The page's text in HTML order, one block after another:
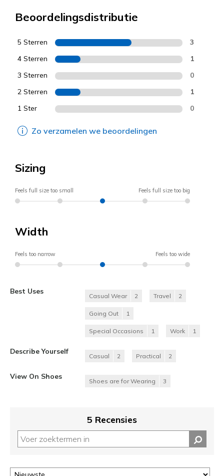
Beoordelingsdistributie
5 Sterren 3
4 Sterren 1
3 Sterren 0
2 Sterren 1
1 Ster 0
Zo verzamelen we beoordelingen
Sizing
Feels full size too small Feels full size too big
Width
Feels too narrow Feels too wide
Best Uses
Casual Wear 2 Travel 2
Going Out 1
Special Occasions 1 Work 1
Describe Yourself
Casual 2 Practical 2
View On Shoes
Shoes are for Wearing 3
5 Recensies